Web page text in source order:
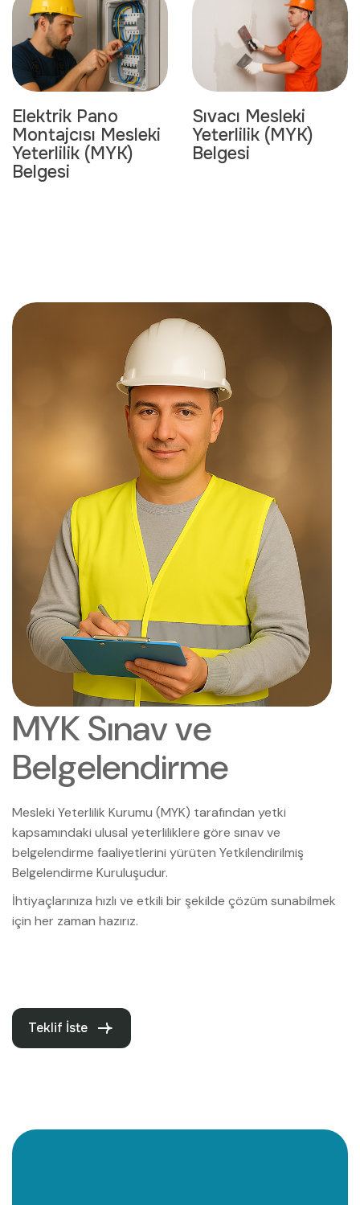
Elektrik Pano
Montajcısı Mesleki
Yeterlilik (MYK)
Belgesi
Sıvacı Mesleki
Yeterlilik (MYK)
Belgesi
MYKSınavve
Belgelendirme
Mesleki Yeterlilik Kurumu (MYK) tarafından yetki
kapsamındaki ulusal yeterliliklere göre sınav ve
belgelendirme faaliyetlerini yürüten Yetkilendirilmiş
Belgelendirme Kuruluşudur.
İhtiyaçlarınıza hızlı ve etkili bir şekilde çözüm sunabilmek
için her zaman hazırız.
Teklif İste